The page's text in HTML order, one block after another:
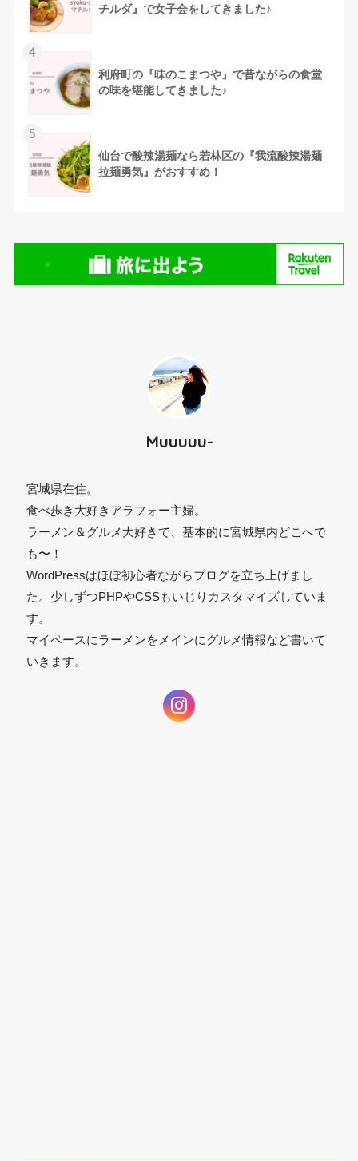
チルダ』で女子会をしてきました♪
4
利府町の『味のこまつや』で昔ながらの食堂
の味を堪能してきました♪
5
仙台で酸辣湯麺なら若林区の『我流酸辣湯麺
拉麺勇気』がおすすめ！
Muuuuu-
宮城県在住。
食べ歩き大好きアラフォー主婦。
ラーメン＆グルメ大好きで、基本的に宮城県内どこへで
も〜！
WordPressはほぼ初心者ながらブログを立ち上げまし
た。少しずつPHPやCSSもいじりカスタマイズしていま
す。
マイペースにラーメンをメインにグルメ情報など書いて
いきます。